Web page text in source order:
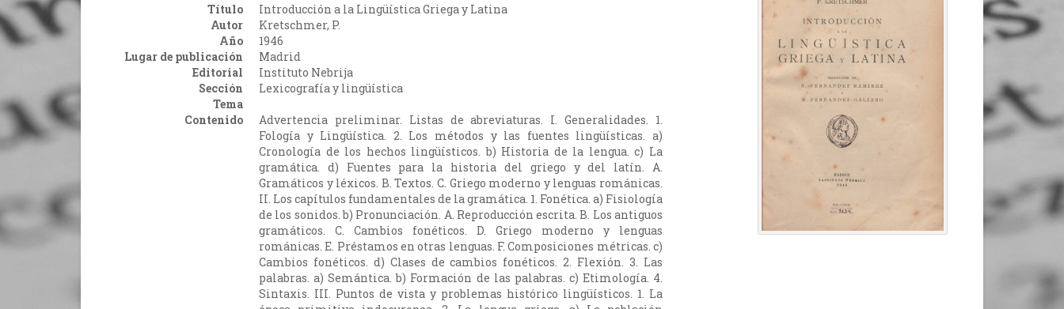
Título
Introducción a la Lingüística Griega y Latina
Autor
Kretschmer, P.
Año
1946
Lugar de publicación
Madrid
Editorial
Instituto Nebrija
Sección
Lexicografía y lingüística
Tema
Contenido
Advertencia preliminar. Listas de abreviaturas. I. Generalidades. 1.
Fología y Lingüística. 2. Los métodos y las fuentes lingüísticas. a)
Cronología de los hechos lingüísticos. b) Historia de la lengua. c) La
gramática. d) Fuentes para la historia del griego y del latín. A.
Gramáticos y léxicos. B. Textos. C. Griego moderno y lenguas románicas.
II. Los capítulos fundamentales de la gramática. 1. Fonética. a) Fisiología
de los sonidos. b) Pronunciación. A. Reproducción escrita. B. Los antiguos
gramáticos. C. Cambios fonéticos. D. Griego moderno y lenguas
románicas. E. Préstamos en otras lenguas. F. Composiciones métricas. c)
Cambios fonéticos. d) Clases de cambios fonéticos. 2. Flexión. 3. Las
palabras. a) Semántica. b) Formación de las palabras. c) Etimología. 4.
Sintaxis. III. Puntos de vista y problemas histórico lingüísticos. 1. La